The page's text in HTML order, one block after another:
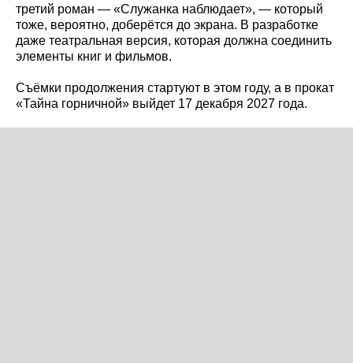
третий роман — «Служанка наблюдает», — который
тоже, вероятно, доберётся до экрана. В разработке
даже театральная версия, которая должна соединить
элементы книг и фильмов.
Съёмки продолжения стартуют в этом году, а в прокат
«Тайна горничной» выйдет 17 декабря 2027 года.